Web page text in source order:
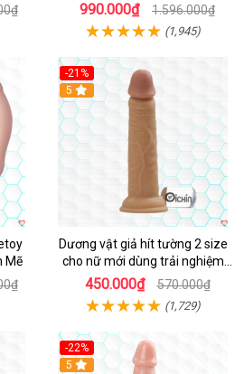
990.000₫ 1.596.000₫
(1,945)
Mẽ
-21%
Hot
5
Dương vật giả hít tường 2 size
cho nữ mới dùng trải nghiệm
thật
450.000₫ 570.000₫
(1,729)
-22%
Hot
5